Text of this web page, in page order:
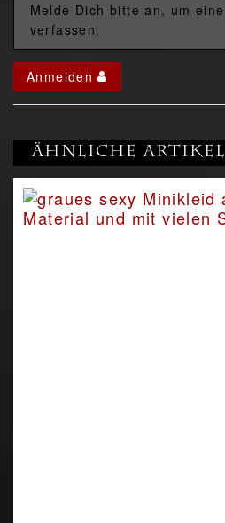
Melde Dich bitte an, um
verfassen.
Anmelden
Ähnliche Artikel